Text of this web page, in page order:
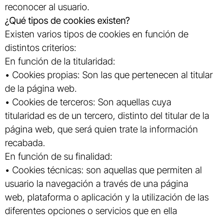
reconocer al usuario.
¿Qué tipos de cookies existen?
Existen varios tipos de cookies en función de
distintos criterios:
En función de la titularidad:
• Cookies propias: Son las que pertenecen al titular
de la página web.
• Cookies de terceros: Son aquellas cuya
titularidad es de un tercero, distinto del titular de la
página web, que será quien trate la información
recabada.
En función de su finalidad:
• Cookies técnicas: son aquellas que permiten al
usuario la navegación a través de una página
web, plataforma o aplicación y la utilización de las
diferentes opciones o servicios que en ella